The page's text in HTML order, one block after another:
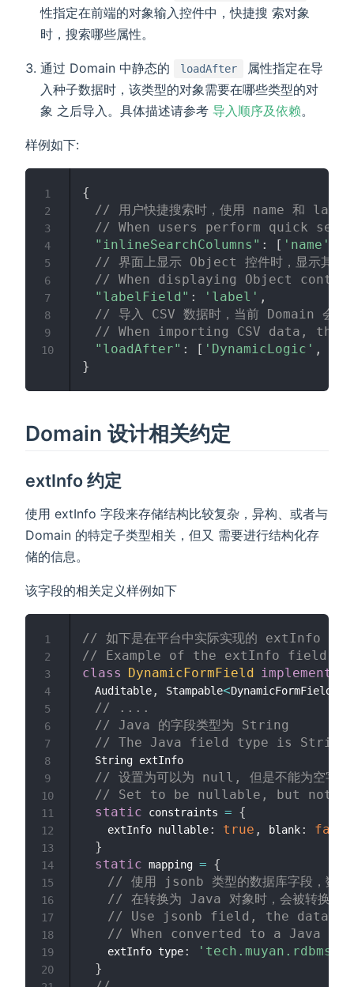
性指定在前端的对象输入控件中，快捷搜 索对象
时，搜索哪些属性。
通过 Domain 中静态的 loadAfter
属性指定在导
入种子数据时，该类型的对象需要在哪些类型的对
象 之后导入。具体描述请参考导入顺序及依赖。
样例如下:
{
// 用户快捷搜索时，使用 name 和 label
// When users perform quick
"inlineSearchColumns" : [ 'name'
// 界面上显示 Object 控件时，显示其
// When displaying Object
"labelField" : 'label' ,
// 导入 CSV 数据时，当前 Domain
// When importing CSV data, the
"loadAfter" : [ 'DynamicLogic' ,
}
1
2
3
4
5
6
7
8
9
10
Domain 设计相关约定
extInfo 约定
使用 extInfo 字段来存储结构比较复杂，异构、或者与
Domain 的特定子类型相关，但又 需要进行结构化存
储的信息。
该字段的相关定义样例如下
// 如下是在平台中实际实现的 extInfo 字段
// Example of the extInfo field
class DynamicFormField implements
  Auditable
, Stampable<DynamicFormField
// ....
// Java 的字段类型为 String
// The Java field type is String
  String extInfo
// 设置为可以为 null, 但是不能为空字符
// Set to be nullable, but not
static constraints = {
    extInfo nullable
: true , blank:
false
}
static mapping = {
// 使用 jsonb 类型的数据库字段，数据
// 在转换为 Java 对象时，会被转换
// Use jsonb field, the
// When converted to a Java
    extInfo type
:
}
1
2
3
4
5
6
7
8
9
10
11
12
13
14
15
16
17
18
19
20